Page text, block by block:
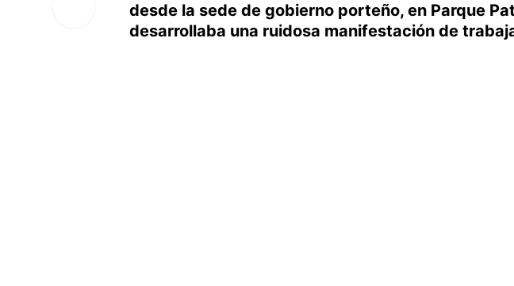
desde la sede de gobierno porteño, en Parque
desarrollaba una ruidosa manifestación de